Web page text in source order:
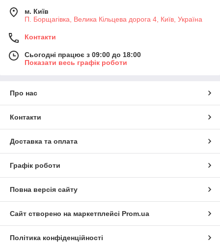
м. Київ
П. Борщагівка, Велика Кільцева дорога 4, Київ, Україна
Контакти
Сьогодні працює з 09:00 до 18:00
Показати весь графік роботи
Про нас
Контакти
Доставка та оплата
Графік роботи
Повна версія сайту
Сайт створено на маркетплейсі Prom.ua
Політика конфіденційності